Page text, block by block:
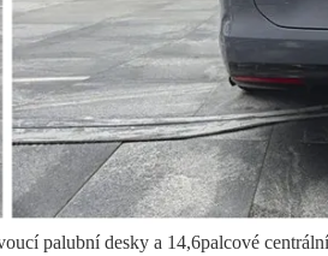
palubní desky a 14,6palcové